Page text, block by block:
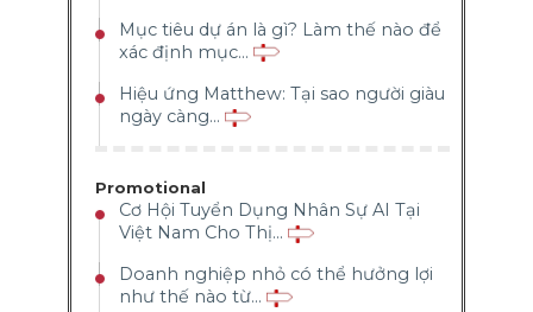
Mục tiêu dự án là gì? Làm thế nào để
xác định mục...
Hiệu ứng Matthew: Tại sao người giàu
ngày càng...
Promotional
Cơ Hội Tuyển Dụng Nhân Sự AI Tại
Việt Nam Cho Thị...
Doanh nghiệp nhỏ có thể hưởng lợi
như thế nào từ...